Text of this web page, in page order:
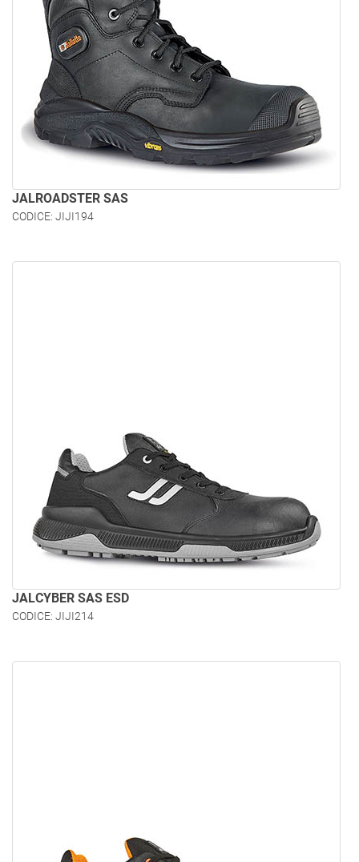
JALROADSTER SAS
CODICE: JIJI194
JALCYBER SAS ESD
CODICE: JIJI214